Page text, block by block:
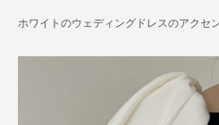
ホワイトのウェディングドレスのアクセ